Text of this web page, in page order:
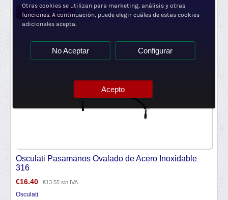
VER VARIANTES
Osculati Pasamanos Ovalado de Acero Inoxidable
316
€16.40 €13.55 sin IVA
Osculati
Otras cookies se utilizan para marketing, análisis y otras
funciones. A continuación, puede elegir cuáles de estas cookies
adicionales acepta.
No Aceptar Configurar
Acepto